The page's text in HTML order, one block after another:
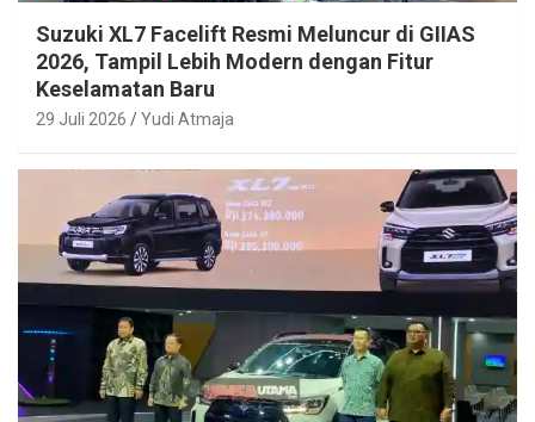
Suzuki XL7 Facelift Resmi Meluncur di GIIAS
2026, Tampil Lebih Modern dengan Fitur
Keselamatan Baru
29 Juli 2026 Yudi Atmaja